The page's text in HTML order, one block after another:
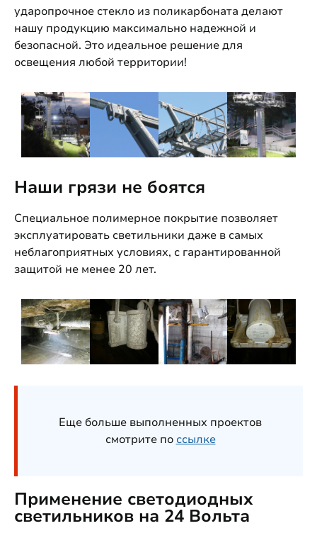
ударопрочное стекло из поликарбоната делают
нашу продукцию максимально надежной и
безопасной. Это идеальное решение для
освещения любой территории!
Наши грязи не боятся
Специальное полимерное покрытие позволяет
эксплуатировать светильники даже в самых
неблагоприятных условиях, с гарантированной
защитой не менее 20 лет.
Еще больше выполненных проектов
смотрите по ссылке
Применение светодиодных
светильников на 24 Вольта